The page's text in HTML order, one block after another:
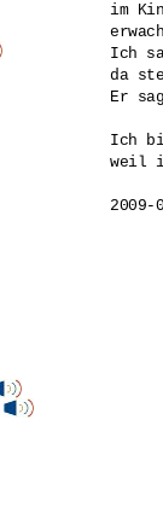
im
Ich
da
Er
Ich
weil
2009-